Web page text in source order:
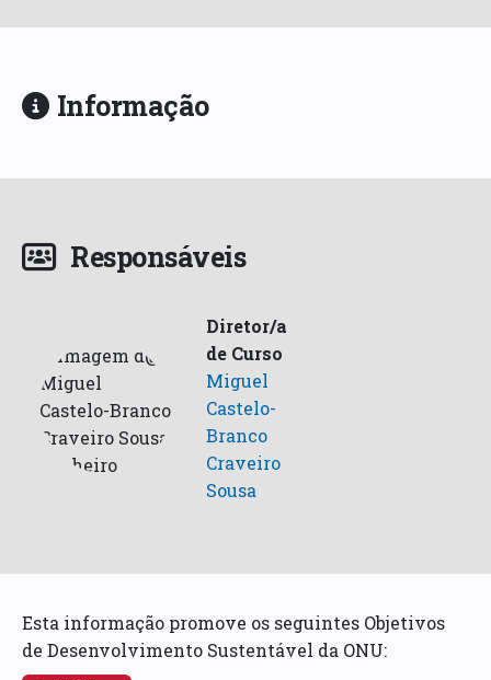
Informação
Responsáveis
Diretor/a
de Curso
Miguel
Castelo-
Branco
Craveiro
Sousa
Esta informação promove os seguintes Objetivos
de Desenvolvimento Sustentável da ONU: